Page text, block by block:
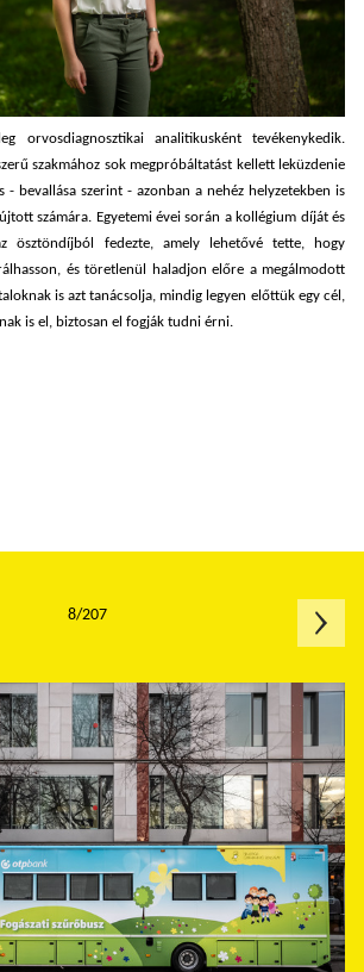
orvosdiagnosztikai analitikusként tevékenykedik.
szakmához sok megpróbáltatást kellett leküzdenie
- bevallása szerint - azonban a nehéz helyzetekben is
számára. Egyetemi évei során a kollégium díját és
ösztöndíjból fedezte, amely lehetővé tette, hogy
és töretlenül haladjon előre a megálmodott
is azt tanácsolja, mindig legyen előttük egy cél,
is el, biztosan el fogják tudni érni.
8/207